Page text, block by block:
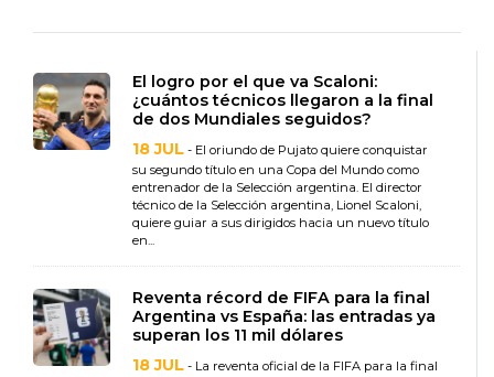
El logro por el que va Scaloni:
¿cuántos técnicos llegaron a la final
de dos Mundiales seguidos?
18 JUL - El oriundo de Pujato quiere conquistar
su segundo título en una Copa del Mundo como
entrenador de la Selección argentina. El director
técnico de la Selección argentina, Lionel Scaloni,
quiere guiar a sus dirigidos hacia un nuevo título
en...
Reventa récord de FIFA para la final
Argentina vs España: las entradas ya
superan los 11 mil dólares
18 JUL - La reventa oficial de la FIFA para la final